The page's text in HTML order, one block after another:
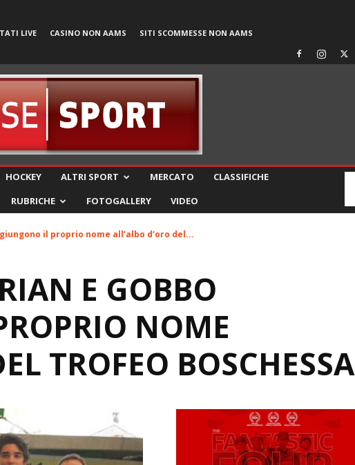
LIVE CASINO NON AAMS SITI SCOMMESSE NON AAMS
HOCKEY ALTRI SPORT MERCATO
CLASSIFICHE
RUBRICHE FOTOGALLERY VIDEO
il proprio nome all’albo d’oro del...
E GOBBO
NOME
TROFEO BOSCHESSA